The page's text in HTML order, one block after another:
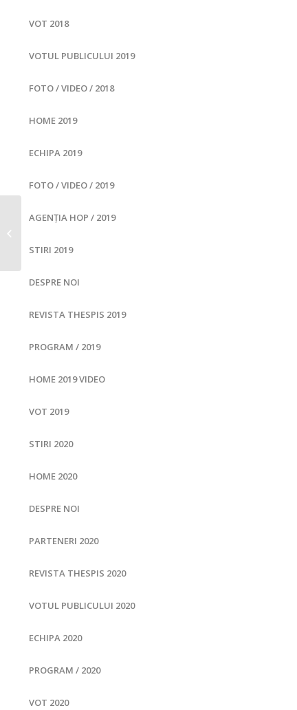
VOT 2018
VOTUL PUBLICULUI 2019
FOTO / VIDEO / 2018
HOME 2019
ECHIPA 2019
FOTO / VIDEO / 2019
AGENȚIA HOP / 2019
STIRI 2019
DESPRE NOI
REVISTA THESPIS 2019
PROGRAM / 2019
HOME 2019 VIDEO
VOT 2019
STIRI 2020
HOME 2020
DESPRE NOI
PARTENERI 2020
REVISTA THESPIS 2020
VOTUL PUBLICULUI 2020
ECHIPA 2020
PROGRAM / 2020
VOT 2020